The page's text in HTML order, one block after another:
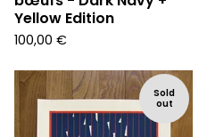
Yellow Edition
100,00 €
Sold
out